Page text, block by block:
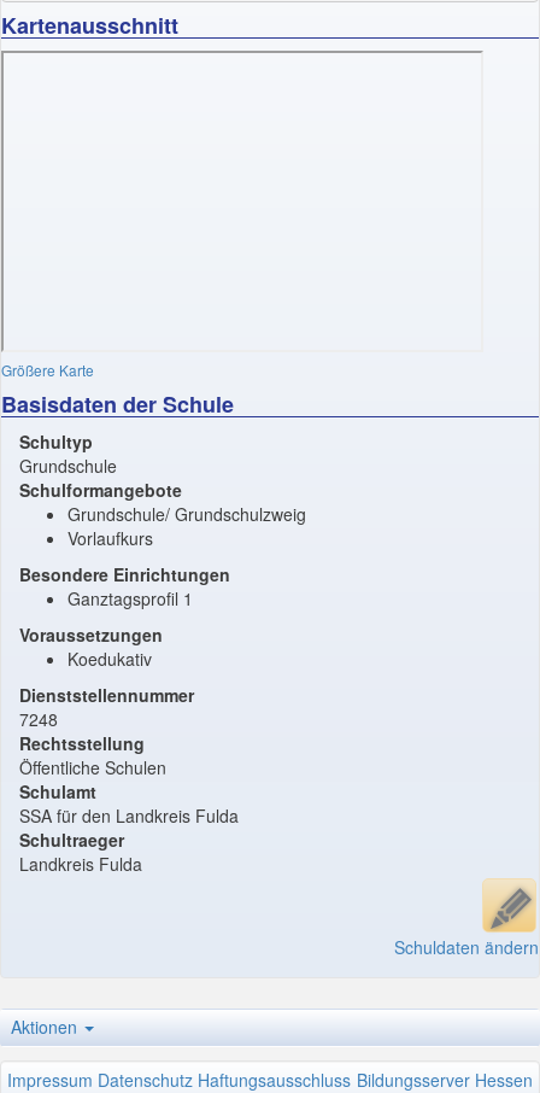
Kartenausschnitt
Größere Karte
Basisdaten der Schule
Schultyp
Grundschule
Schulformangebote
Grundschule/ Grundschulzweig
Vorlaufkurs
Besondere Einrichtungen
Ganztagsprofil 1
Voraussetzungen
Koedukativ
Dienststellennummer
7248
Rechtsstellung
Öffentliche Schulen
Schulamt
SSA für den Landkreis Fulda
Schultraeger
Landkreis Fulda
Schuldaten ändern
Aktionen
Impressum Datenschutz Haftungsausschluss Bildungsserver Hessen